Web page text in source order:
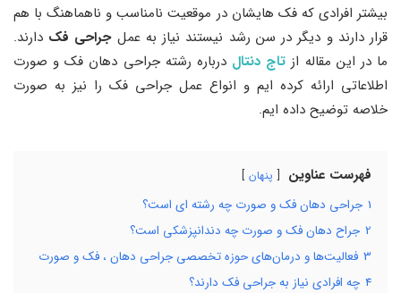
بیشتر افرادی که فک هایشان در موقعیت نامناسب و ناهماهنگ با هم
قرار دارند و دیگر در سن رشد نیستند نیاز به عملجراحی فک دارند.
ما در این مقاله از تاج دنتال درباره رشته جراحی دهان فک و صورت
اطلاعاتی ارائه کرده ایم و انواع عمل جراحی فک را نیز به صورت
خلاصه توضیح داده ایم.
فهرست عناوین پنهان
1 جراحی دهان فک و صورت چه رشته ای است؟
2 جراح دهان فک و صورت چه دندانپزشکی است؟
3 فعالیت‌ها و درمان‌های حوزه تخصصی جراحی دهان ، فک و صورت
4 چه افرادی نیاز به جراحی فک دارند؟